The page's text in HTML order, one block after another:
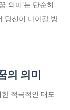
의미'는 단순히
당신이 나아갈 방
의 의미
적극적인 태도